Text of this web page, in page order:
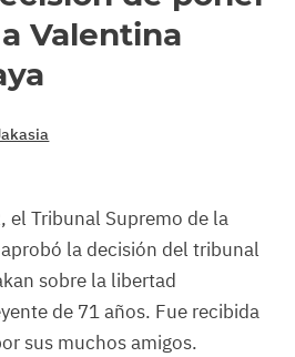
Valentina
el Tribunal Supremo de la
la decisión del tribunal
sobre la libertad
de 71 años. Fue recibida
sus muchos amigos.